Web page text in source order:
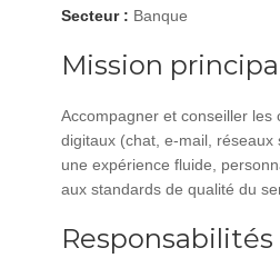
Secteur : Banque
Mission
Accompagner et conseiller les
digitaux (chat, e-mail, réseaux
une expérience fluide,
aux standards de qualité du
Responsabilités